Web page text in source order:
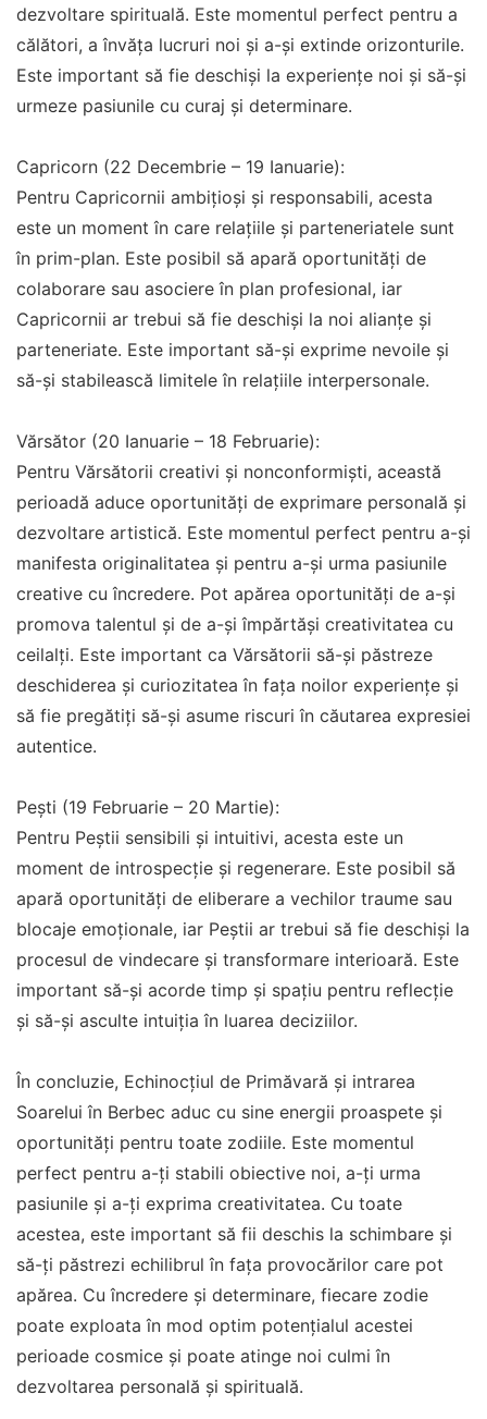
dezvoltare spirituală. Este momentul perfect pentru a
călători, a învăța lucruri noi și a-și extinde orizonturile.
Este important să fie deschiși la experiențe noi și să-și
urmeze pasiunile cu curaj și determinare.
Capricorn (22 Decembrie – 19 Ianuarie):
Pentru Capricornii ambițioși și responsabili, acesta
este un moment în care relațiile și parteneriatele sunt
în prim-plan. Este posibil să apară oportunități de
colaborare sau asociere în plan profesional, iar
Capricornii ar trebui să fie deschiși la noi alianțe și
parteneriate. Este important să-și exprime nevoile și
să-și stabilească limitele în relațiile interpersonale.
Vărsător (20 Ianuarie – 18 Februarie):
Pentru Vărsătorii creativi și nonconformiști, această
perioadă aduce oportunități de exprimare personală și
dezvoltare artistică. Este momentul perfect pentru a-și
manifesta originalitatea și pentru a-și urma pasiunile
creative cu încredere. Pot apărea oportunități de a-și
promova talentul și de a-și împărtăși creativitatea cu
ceilalți. Este important ca Vărsătorii să-și păstreze
deschiderea și curiozitatea în fața noilor experiențe și
să fie pregătiți să-și asume riscuri în căutarea expresiei
autentice.
Pești (19 Februarie – 20 Martie):
Pentru Peștii sensibili și intuitivi, acesta este un
moment de introspecție și regenerare. Este posibil să
apară oportunități de eliberare a vechilor traume sau
blocaje emoționale, iar Peștii ar trebui să fie deschiși la
procesul de vindecare și transformare interioară. Este
important să-și acorde timp și spațiu pentru reflecție
și să-și asculte intuiția în luarea deciziilor.
În concluzie, Echinocțiul de Primăvară și intrarea
Soarelui în Berbec aduc cu sine energii proaspete și
oportunități pentru toate zodiile. Este momentul
perfect pentru a-ți stabili obiective noi, a-ți urma
pasiunile și a-ți exprima creativitatea. Cu toate
acestea, este important să fii deschis la schimbare și
să-ți păstrezi echilibrul în fața provocărilor care pot
apărea. Cu încredere și determinare, fiecare zodie
poate exploata în mod optim potențialul acestei
perioade cosmice și poate atinge noi culmi în
dezvoltarea personală și spirituală.